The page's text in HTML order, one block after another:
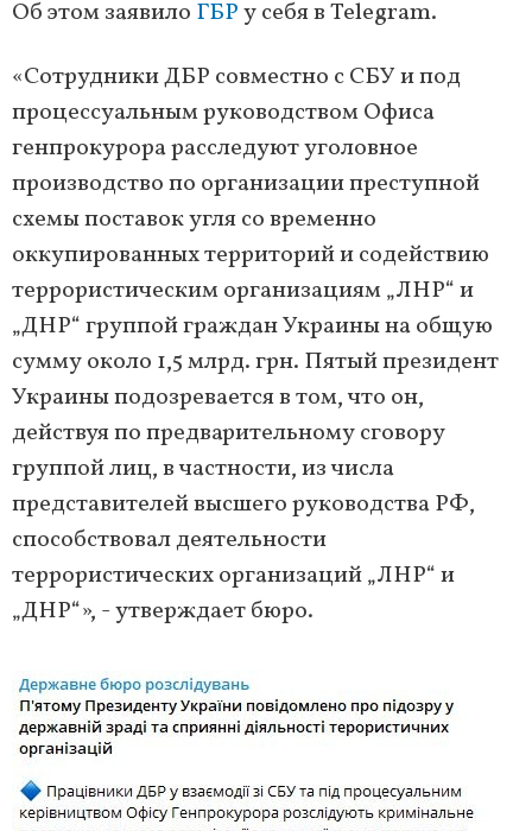
Об этом заявило ГБРу себя в Telegram.
«Сотрудники ДБР совместно с СБУ и под
процессуальным руководством Офиса
генпрокурора расследуют уголовное
производство по организации преступной
схемы поставок угля со временно
оккупированных территорий и содействию
террористическим организациям „ЛНР“ и
„ДНР“ группой граждан Украины на общую
сумму около 1,5 млрд. грн. Пятый президент
Украины подозревается в том, что он,
действуя по предварительному сговору
группой лиц, в частности, из числа
представителей высшего руководства РФ,
способствовал деятельности
террористических организаций „ЛНР“ и
„ДНР“», - утверждает бюро.